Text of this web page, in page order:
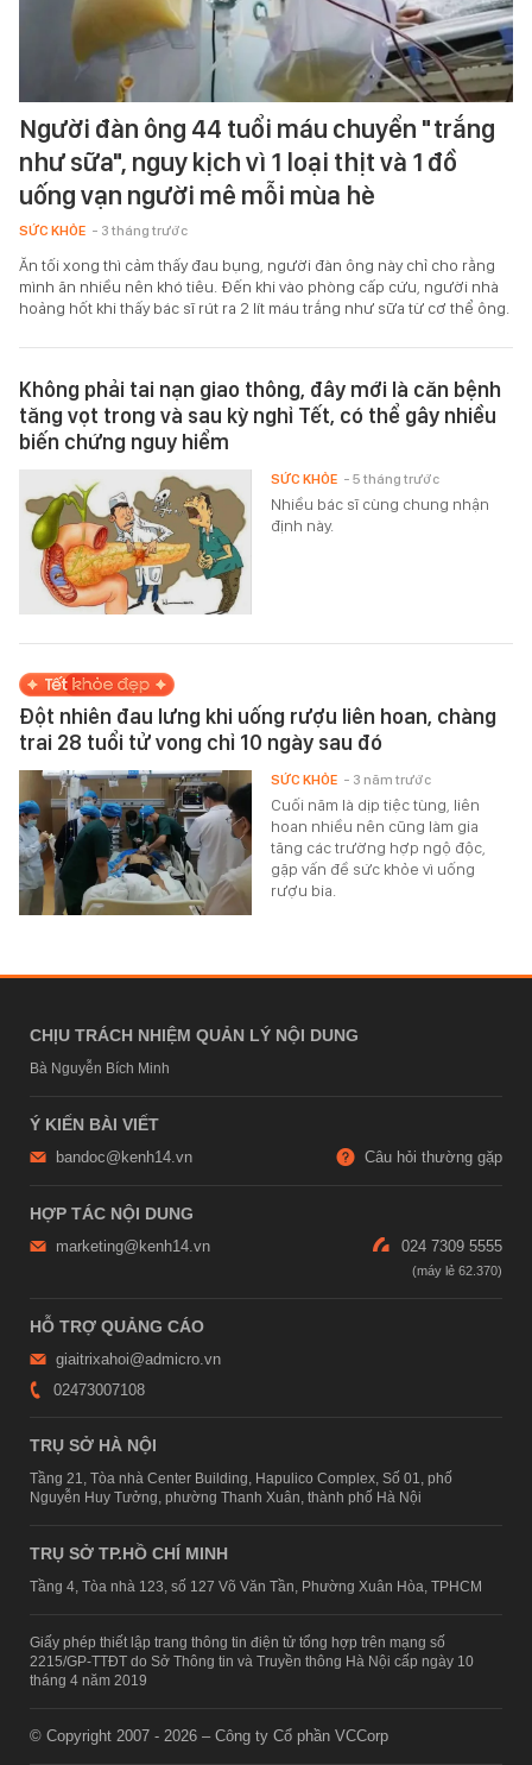
Người đàn ông 44 tuổi máu chuyển "trắng
như sữa", nguy kịch vì 1 loại thịt và 1 đồ
uống vạn người mê mỗi mùa hè
SỨC KHỎE - 3 tháng trước
Ăn tối xong thì cảm thấy đau bụng, người đàn ông này chỉ cho rằng
mình ăn nhiều nên khó tiêu. Đến khi vào phòng cấp cứu, người nhà
hoảng hốt khi thấy bác sĩ rút ra 2 lít máu trắng như sữa từ cơ thể ông.
Không phải tai nạn giao thông, đây mới là căn bệnh
tăng vọt trong và sau kỳ nghỉ Tết, có thể gây nhiều
biến chứng nguy hiểm
Nhiều bác sĩ cùng chung nhận
định này.
SỨC KHỎE - 5 tháng trước
Đột nhiên đau lưng khi uống rượu liên hoan, chàng
trai 28 tuổi tử vong chỉ 10 ngày sau đó
Cuối năm là dịp tiệc tùng, liên
hoan nhiều nên cũng làm gia
tăng các trường hợp ngộ độc,
gặp vấn đề sức khỏe vì uống
rượu bia.
SỨC KHỎE - 3 năm trước
CHỊU TRÁCH NHIỆM QUẢN LÝ NỘI DUNG
Bà Nguyễn Bích Minh
Ý KIẾN BÀI VIẾT
bandoc@kenh14.vn Câu hỏi thường gặp
HỢP TÁC NỘI DUNG
marketing@kenh14.vn 024 7309 5555
HỖ TRỢ QUẢNG CÁO
giaitrixahoi@admicro.vn
02473007108
TRỤ SỞ HÀ NỘI
Tầng 21, Tòa nhà Center Building, Hapulico Complex, Số 01, phố
Nguyễn Huy Tưởng, phường Thanh Xuân, thành phố Hà Nội
TRỤ SỞ TP.HỒ CHÍ MINH
Tầng 4, Tòa nhà 123, số 127 Võ Văn Tần, Phường Xuân Hòa, TPHCM
Giấy phép thiết lập trang thông tin điện tử tổng hợp trên mạng số
2215/GP-TTĐT do Sở Thông tin và Truyền thông Hà Nội cấp ngày 10
tháng 4 năm 2019
© Copyright 2007 - 2026 – Công ty Cổ phần VCCorp